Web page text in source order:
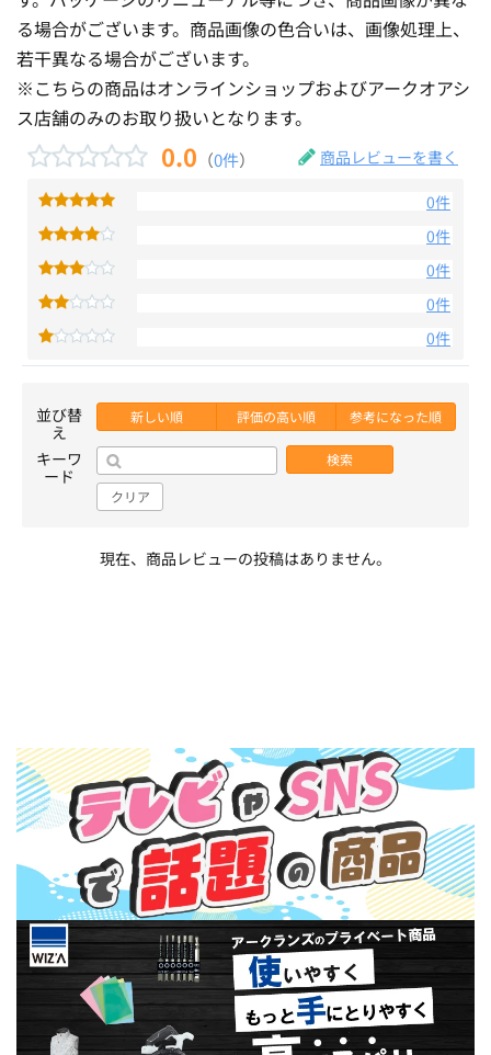
る場合がございます。商品画像の色合いは、画像処理上、
若干異なる場合がございます。
※こちらの商品はオンラインショップおよびアークオアシ
ス店舗のみのお取り扱いとなります。
0.0 （0件） 商品レビューを書く
0件
0件
0件
0件
0件
並び替
え
新しい順 評価の高い順 参考になった順
キーワ
ード
検索
クリア
現在、商品レビューの投稿はありません。